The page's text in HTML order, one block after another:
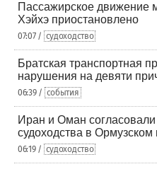
Пассажирское движение
Хэйхэ приостановлено
07:07 / судоходство
Братская транспортная
нарушения на девяти
06:39 / события
Иран и Оман
судоходства в Ормузском
06:19 / судоходство